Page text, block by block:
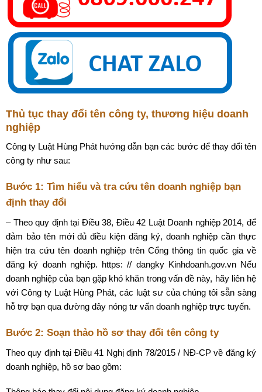
Thủ tục thay đổi tên công ty, thương hiệu doanh
nghiệp
Công ty Luật Hùng Phát hướng dẫn bạn các bước để thay đổi tên
công ty như sau:
Bước 1: Tìm hiểu và tra cứu tên doanh nghiệp bạn
định thay đổi
– Theo quy định tại Điều 38, Điều 42 Luật Doanh nghiệp 2014, để
đảm bảo tên mới đủ điều kiện đăng ký, doanh nghiệp cần thực
hiện tra cứu tên doanh nghiệp trên Cổng thông tin quốc gia về
đăng ký doanh nghiệp. https: // dangky Kinhdoanh.gov.vn Nếu
doanh nghiệp của bạn gặp khó khăn trong vấn đề này, hãy liên hệ
với Công ty Luật Hùng Phát, các luật sư của chúng tôi sẵn sàng
hỗ trợ bạn qua đường dây nóng tư vấn doanh nghiệp trực tuyến.
Bước 2: Soạn thảo hồ sơ thay đổi tên công ty
Theo quy định tại Điều 41 Nghị định 78/2015 / NĐ-CP về đăng ký
doanh nghiệp, hồ sơ bao gồm: